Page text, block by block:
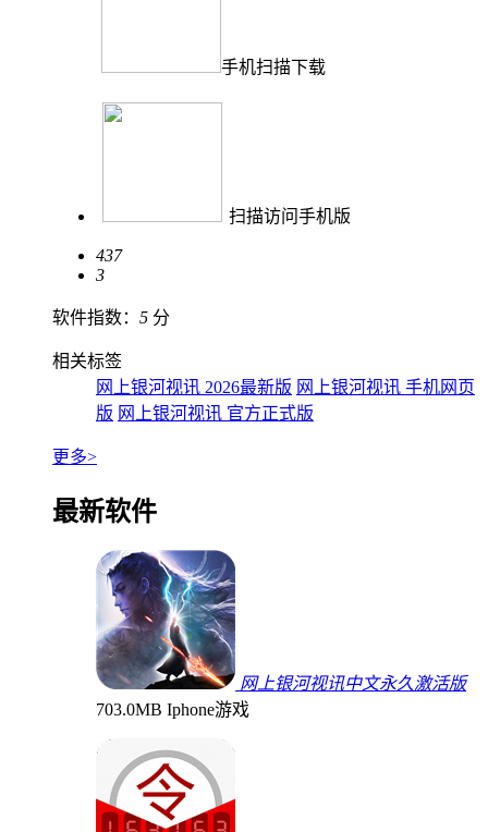
手机扫描下载
扫描访问手机版
437
3
软件指数： 5 分
相关标签
网上银河视讯 2026最新版 网上银河视讯 手机网页
版 网上银河视讯 官方正式版
更多>
最新软件
网上银河视讯中文永久激活版
703.0MB Iphone游戏